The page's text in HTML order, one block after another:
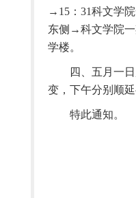
→ 15 ： 31科文学
东侧→科文学院
学楼。
四、五月一
变，下午分别顺延
特此通知。